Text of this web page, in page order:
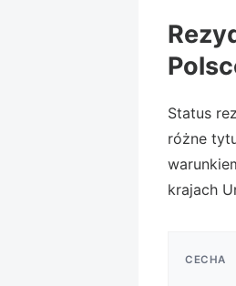
Status
różne
krajach
CECHA